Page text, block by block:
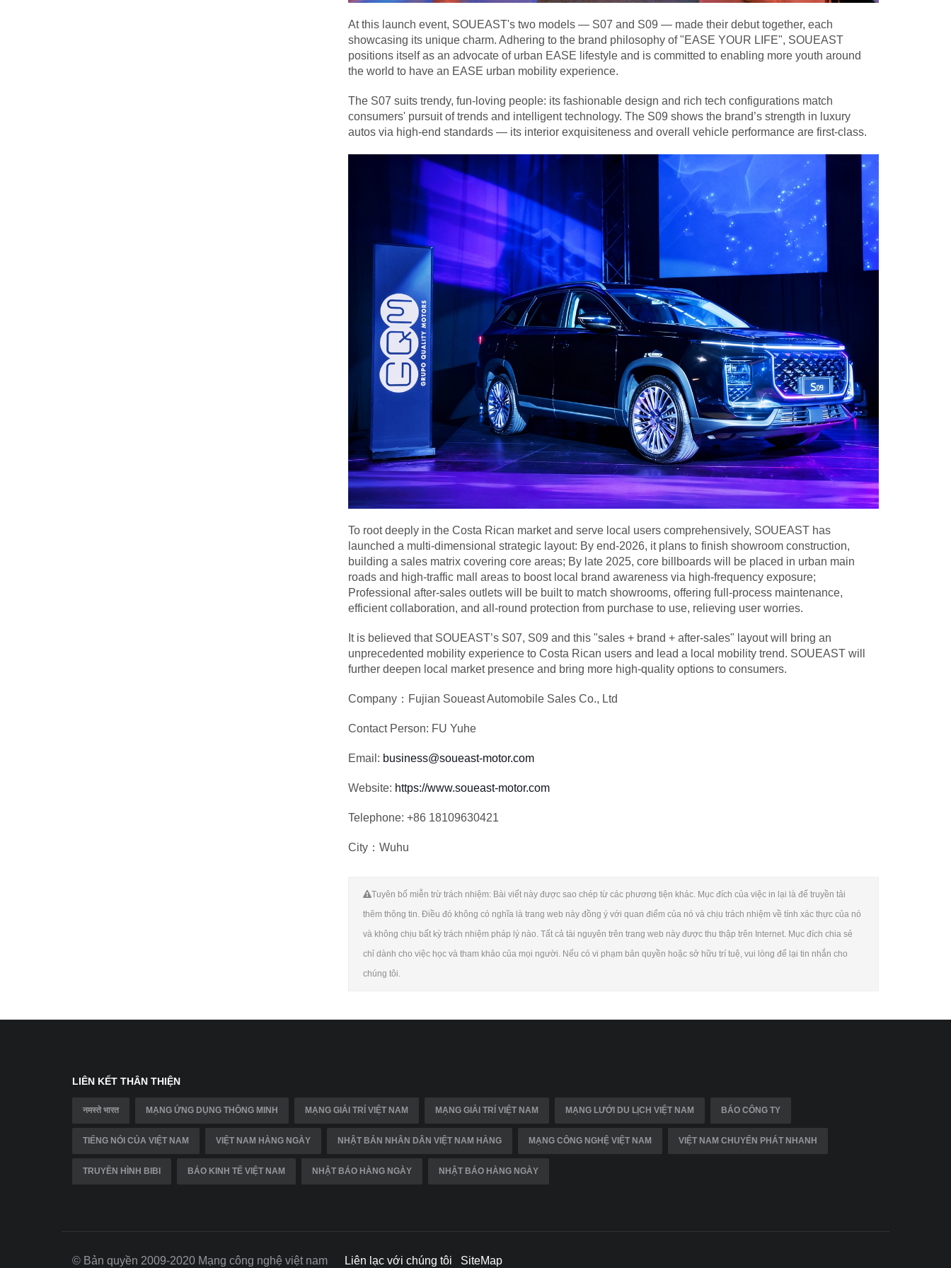
At this launch event, SOUEAST's two models — S07 and S09 — made their debut together, each
showcasing its unique charm. Adhering to the brand philosophy of "EASE YOUR LIFE", SOUEAST
positions itself as an advocate of urban EASE lifestyle and is committed to enabling more youth around
the world to have an EASE urban mobility experience.
The S07 suits trendy, fun-loving people: its fashionable design and rich tech configurations match
consumers' pursuit of trends and intelligent technology. The S09 shows the brand’s strength in luxury
autos via high-end standards — its interior exquisiteness and overall vehicle performance are first-class.
To root deeply in the Costa Rican market and serve local users comprehensively, SOUEAST has
launched a multi-dimensional strategic layout: By end-2026, it plans to finish showroom construction,
building a sales matrix covering core areas; By late 2025, core billboards will be placed in urban main
roads and high-traffic mall areas to boost local brand awareness via high-frequency exposure;
Professional after-sales outlets will be built to match showrooms, offering full-process maintenance,
efficient collaboration, and all-round protection from purchase to use, relieving user worries.
It is believed that SOUEAST’s S07, S09 and this "sales + brand + after-sales" layout will bring an
unprecedented mobility experience to Costa Rican users and lead a local mobility trend. SOUEAST will
further deepen local market presence and bring more high-quality options to consumers.
Company：Fujian Soueast Automobile Sales Co., Ltd
Contact Person: FU Yuhe
Email: business@soueast-motor.com
Website: https://www.soueast-motor.com
Telephone: +86 18109630421
City：Wuhu
Tuyên bố miễn trừ trách nhiệm: Bài viết này được sao chép từ các phương tiện khác. Mục đích của việc in lại là để truyền tải
thêm thông tin. Điều đó không có nghĩa là trang web này đồng ý với quan điểm của nó và chịu trách nhiệm về tính xác thực của nó
và không chịu bất kỳ trách nhiệm pháp lý nào. Tất cả tài nguyên trên trang web này được thu thập trên Internet. Mục đích chia sẻ
chỉ dành cho việc học và tham khảo của mọi người. Nếu có vi phạm bản quyền hoặc sở hữu trí tuệ, vui lòng để lại tin nhắn cho
chúng tôi.
LIÊN KẾT THÂN THIỆN
नमस्ते भारत MẠNG ỨNG DỤNG THÔNG MINH MẠNG GIẢI TRÍ VIỆT NAM MẠNG GIẢI TRÍ VIỆT NAM MẠNG LƯỚI DU LỊCH VIỆT NAM BÁO CÔNG TY
TIẾNG NÓI CỦA VIỆT NAM VIỆT NAM HÀNG NGÀY NHẬT BẢN NHÂN DÂN VIỆT NAM HÀNG MẠNG CÔNG NGHỆ VIỆT NAM VIỆT NAM CHUYỂN PHÁT NHANH
TRUYỀN HÌNH BIBI BÁO KINH TẾ VIỆT NAM NHẬT BÁO HÀNG NGÀY NHẬT BÁO HÀNG NGÀY
© Bản quyền 2009-2020 Mạng công nghệ việt nam Liên lạc với chúng tôi SiteMap